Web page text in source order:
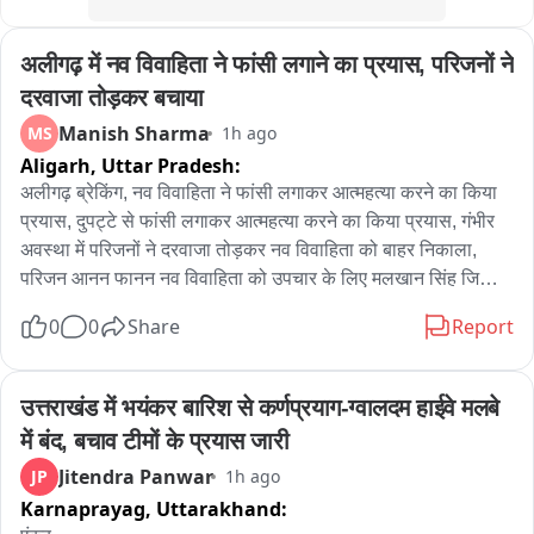
अलीगढ़ में नव विवाहिता ने फांसी लगाने का प्रयास, परिजनों ने
दरवाजा तोड़कर बचाया
MS Manish Sharma 1h ago
Aligarh, Uttar Pradesh:
अलीगढ़ ब्रेकिंग, नव विवाहिता ने फांसी लगाकर आत्महत्या करने का किया
प्रयास, दुपट्टे से फांसी लगाकर आत्महत्या करने का किया प्रयास, गंभीर
अवस्था में परिजनों ने दरवाजा तोड़कर नव विवाहिता को बाहर निकाला,
परिजन आनन फानन नव विवाहिता को उपचार के लिए मलखान सिंह जिला
कॉलेज के लिए किया रेफर, अलीगढ़ के थाना गांधी पार्क के इलाके के
0 0 Share Report
उत्तराखंड में भयंकर बारिश से कर्णप्रयाग-ग्वालदम हाईवे मलबे
में बंद, बचाव टीमों के प्रयास जारी
JP Jitendra Panwar 1h ago
Karnaprayag, Uttarakhand: